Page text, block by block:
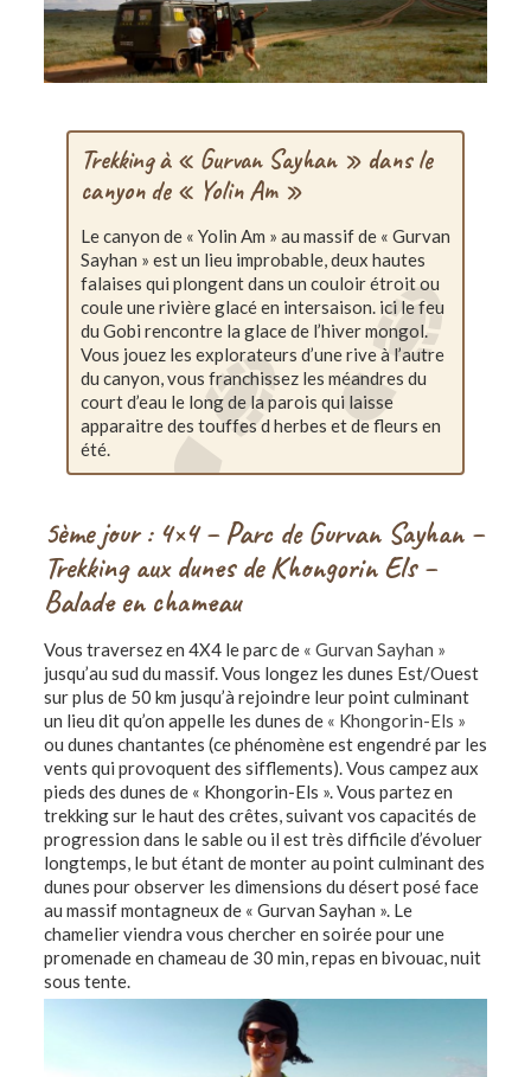
Trekking à « Gurvan Sayhan » dans le
canyon de « Yolin Am »
Le canyon de « Yolin Am » au massif de « Gurvan
Sayhan » est un lieu improbable, deux hautes
falaises qui plongent dans un couloir étroit ou
coule une rivière glacé en intersaison. ici le feu
du Gobi rencontre la glace de l’hiver mongol.
Vous jouez les explorateurs d’une rive à l’autre
du canyon, vous franchissez les méandres du
court d’eau le long de la parois qui laisse
apparaitre des touffes d herbes et de fleurs en
été.
5ème jour : 4×4 – Parc de Gurvan Sayhan –
Trekking aux dunes de Khongorin Els –
Balade en chameau
Vous traversez en 4X4 le parc de « Gurvan Sayhan »
jusqu’au sud du massif. Vous longez les dunes Est/Ouest
sur plus de 50 km jusqu’à rejoindre leur point culminant
un lieu dit qu’on appelle les dunes de « Khongorin-Els »
ou dunes chantantes (ce phénomène est engendré par les
vents qui provoquent des sifflements). Vous campez aux
pieds des dunes de « Khongorin-Els ». Vous partez en
trekking sur le haut des crêtes, suivant vos capacités de
progression dans le sable ou il est très difficile d’évoluer
longtemps, le but étant de monter au point culminant des
dunes pour observer les dimensions du désert posé face
au massif montagneux de « Gurvan Sayhan ». Le
chamelier viendra vous chercher en soirée pour une
promenade en chameau de 30 min, repas en bivouac, nuit
sous tente.